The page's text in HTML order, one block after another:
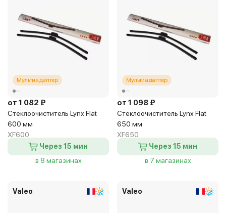
Мультиадаптер
от 1 082 ₽
Стеклоочиститель Lynx Flat
600 мм
XF600
Через 15 мин
в 8 магазинах
Мультиадаптер
от 1 098 ₽
Стеклоочиститель Lynx Flat
650 мм
XF650
Через 15 мин
в 7 магазинах
Valeo Valeo